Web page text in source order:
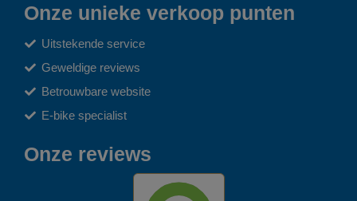
Onze unieke verkoop punten
Uitstekende service
Geweldige reviews
Betrouwbare website
E-bike specialist
Onze reviews